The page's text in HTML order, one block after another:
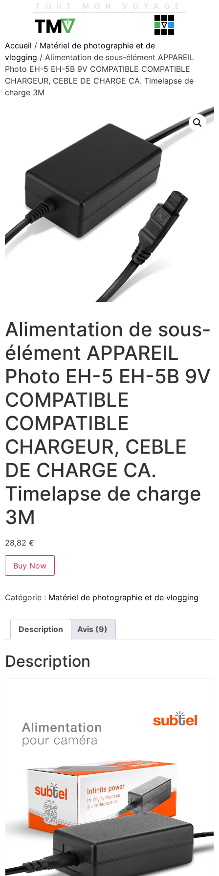
TOUT MON VOYAGE
Accueil / Matériel de photographie et de
vlogging / Alimentation de sous-élément APPAREIL
Photo EH-5 EH-5B 9V COMPATIBLE COMPATIBLE
CHARGEUR, CEBLE DE CHARGE CA. Timelapse de
charge 3M
Alimentation de sous-
élément APPAREIL
Photo EH-5 EH-5B 9V
COMPATIBLE
COMPATIBLE
CHARGEUR, CEBLE
DE CHARGE CA.
Timelapse de charge
3M
28,82 €
Buy Now
Catégorie : Matériel de photographie et de vlogging
Description Avis (9)
Description